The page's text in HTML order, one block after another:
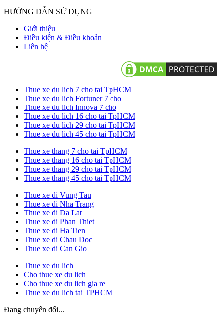
HƯỚNG DẪN SỬ DỤNG
Giới thiệu
Điều kiện & Điều khoản
Liên hệ
Thue xe du lich 7 cho tai TpHCM
Thue xe du lich Fortuner 7 cho
Thue xe du lich Innova 7 cho
Thue xe du lich 16 cho tai TpHCM
Thue xe du lich 29 cho tai TpHCM
Thue xe du lich 45 cho tai TpHCM
Thue xe thang 7 cho tai TpHCM
Thue xe thang 16 cho tai TpHCM
Thue xe thang 29 cho tai TpHCM
Thue xe thang 45 cho tai TpHCM
Thue xe di Vung Tau
Thue xe di Nha Trang
Thue xe di Da Lat
Thue xe di Phan Thiet
Thue xe di Ha Tien
Thue xe di Chau Doc
Thue xe di Can Gio
Thue xe du lich
Cho thue xe du lich
Cho thue xe du lich gia re
Thue xe du lich tai TPHCM
Đang chuyển đổi...